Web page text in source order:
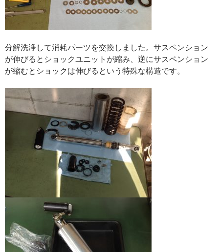
分解洗浄して消耗パーツを交換しました。サスペンション
が伸びるとショックユニットが縮み、逆にサスペンション
が縮むとショックは伸びるという特殊な構造です。